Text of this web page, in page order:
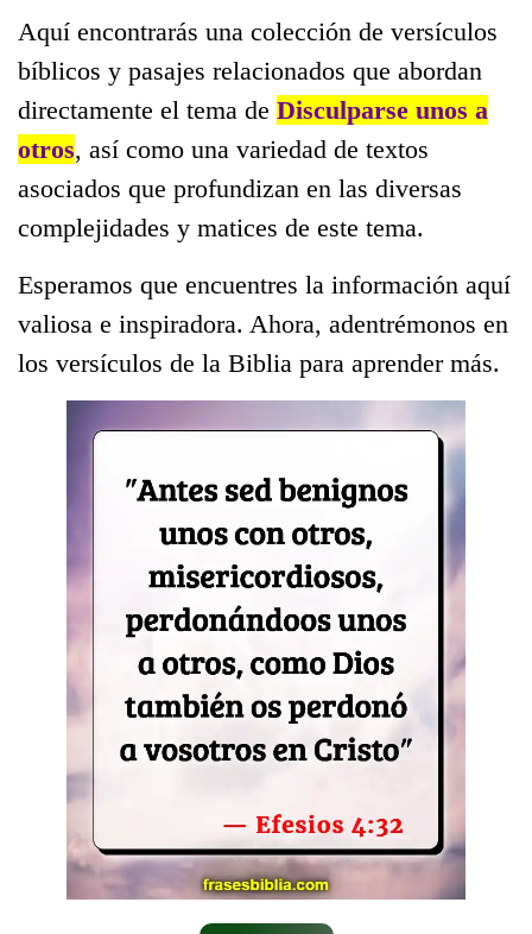
Aquí encontrarás una colección de versículos
bíblicos y pasajes relacionados que abordan
directamente el tema de Disculparse unos a
otros, así como una variedad de textos
asociados que profundizan en las diversas
complejidades y matices de este tema.
Esperamos que encuentres la información aquí
valiosa e inspiradora. Ahora, adentrémonos en
los versículos de la Biblia para aprender más.